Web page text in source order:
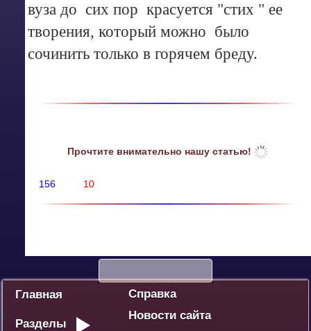
вуза до сих пор красуется "стих " ее
творения, который можно было
сочинить только в горячем бреду.
Прочтите внимательно нашу статью!
156 10
Главная
Разделы
Политика
Экономика
Социум
Культура
Дебют
Победа - наше наследие
Ваше мнение
РазноеСправка
Новости сайта